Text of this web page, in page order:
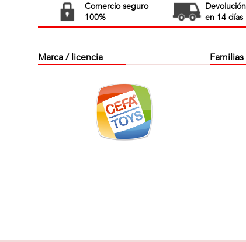
Comercio seguro
100%
Devolución
en 14 días
Marca / licencia Familias